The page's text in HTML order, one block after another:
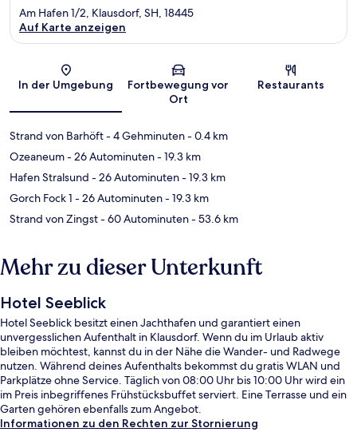
Karte
Am Hafen 1/2, Klausdorf, SH, 18445
Auf Karte anzeigen
In der Umgebung
Fortbewegung vor
Ort
Restaurants
Strand von Barhöft- 4 Gehminuten- 0.4 km
Ozeaneum- 26 Autominuten- 19.3 km
Hafen Stralsund - 26 Autominuten- 19.3 km
Gorch Fock 1 - 26 Autominuten- 19.3 km
Strand von Zingst- 60 Autominuten- 53.6 km
Mehr zu dieser Unterkunft
Hotel Seeblick
Hotel Seeblick besitzt einen Jachthafen und garantiert einen
unvergesslichen Aufenthalt in Klausdorf. Wenn du im Urlaub aktiv
bleiben möchtest, kannst du in der Nähe die Wander- und Radwege
nutzen. Während deines Aufenthalts bekommst du gratis WLAN und
Parkplätze ohne Service. Täglich von 08:00 Uhr bis 10:00 Uhr wird ein
im Preis inbegriffenes Frühstücksbuffet serviert. Eine Terrasse und ein
Garten gehören ebenfalls zum Angebot.
Informationen zu den Rechten zur Stornierung